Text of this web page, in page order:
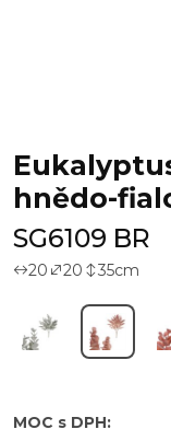
hnědo-
SG6109 BR
20 20 35cm
MOC s DPH: